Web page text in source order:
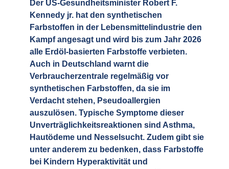
Der US-Gesundheitsminister Robert F.
Kennedy jr. hat den synthetischen
Farbstoffen in der Lebensmittelindustrie den
Kampf angesagt und wird bis zum Jahr 2026
alle Erdöl-basierten Farbstoffe verbieten.
Auch in Deutschland warnt die
Verbraucherzentrale regelmäßig vor
synthetischen Farbstoffen, da sie im
Verdacht stehen, Pseudoallergien
auszulösen. Typische Symptome dieser
Unverträglichkeitsreaktionen sind Asthma,
Hautödeme und Nesselsucht. Zudem gibt sie
unter anderem zu bedenken, dass Farbstoffe
bei Kindern Hyperaktivität und